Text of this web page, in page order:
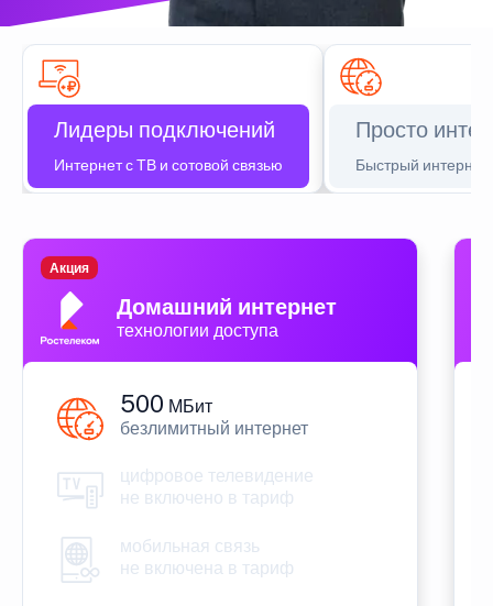
Лидеры подключений
Интернет с ТВ и сотовой связью
Просто
Быстрый интернет
Домашний интернет
технологии доступа
Акция
500 МБит
безлимитный интернет
цифровое телевидение
не включено в тариф
мобильная связь
не включена в тариф